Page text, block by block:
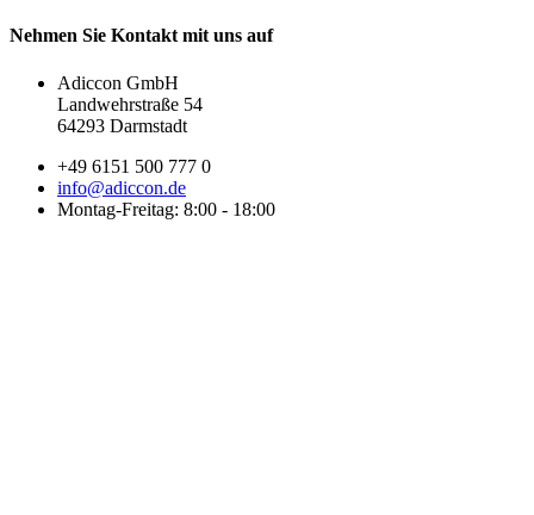
Nehmen Sie Kontakt mit uns auf
Adiccon GmbH
Landwehrstraße 54
64293 Darmstadt
+49 6151 500 777 0
info@adiccon.de
Montag-Freitag: 8:00 - 18:00